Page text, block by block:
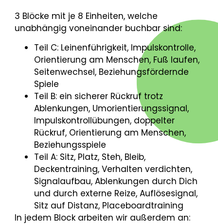
3 Blöcke mit je 8 Einheiten, welche
unabhängig voneinander buchbar sind:
Teil C: Leinenführigkeit, Impulskontrolle,
Orientierung am Menschen, Fuß laufen,
Seitenwechsel, Beziehungsfördernde
Spiele
Teil B: ein sicherer Rückruf trotz
Ablenkungen, Umorientierungssignal,
Impulskontrollübungen, doppelter
Rückruf, Orientierung am Menschen,
Beziehungsspiele
Teil A: Sitz, Platz, Steh, Bleib,
Deckentraining, Verhalten verdichten,
Signalaufbau, Ablenkungen durch Dich
und durch externe Reize, Auflösesignal,
Sitz auf Distanz, Placeboardtraining
In jedem Block arbeiten wir außerdem an: